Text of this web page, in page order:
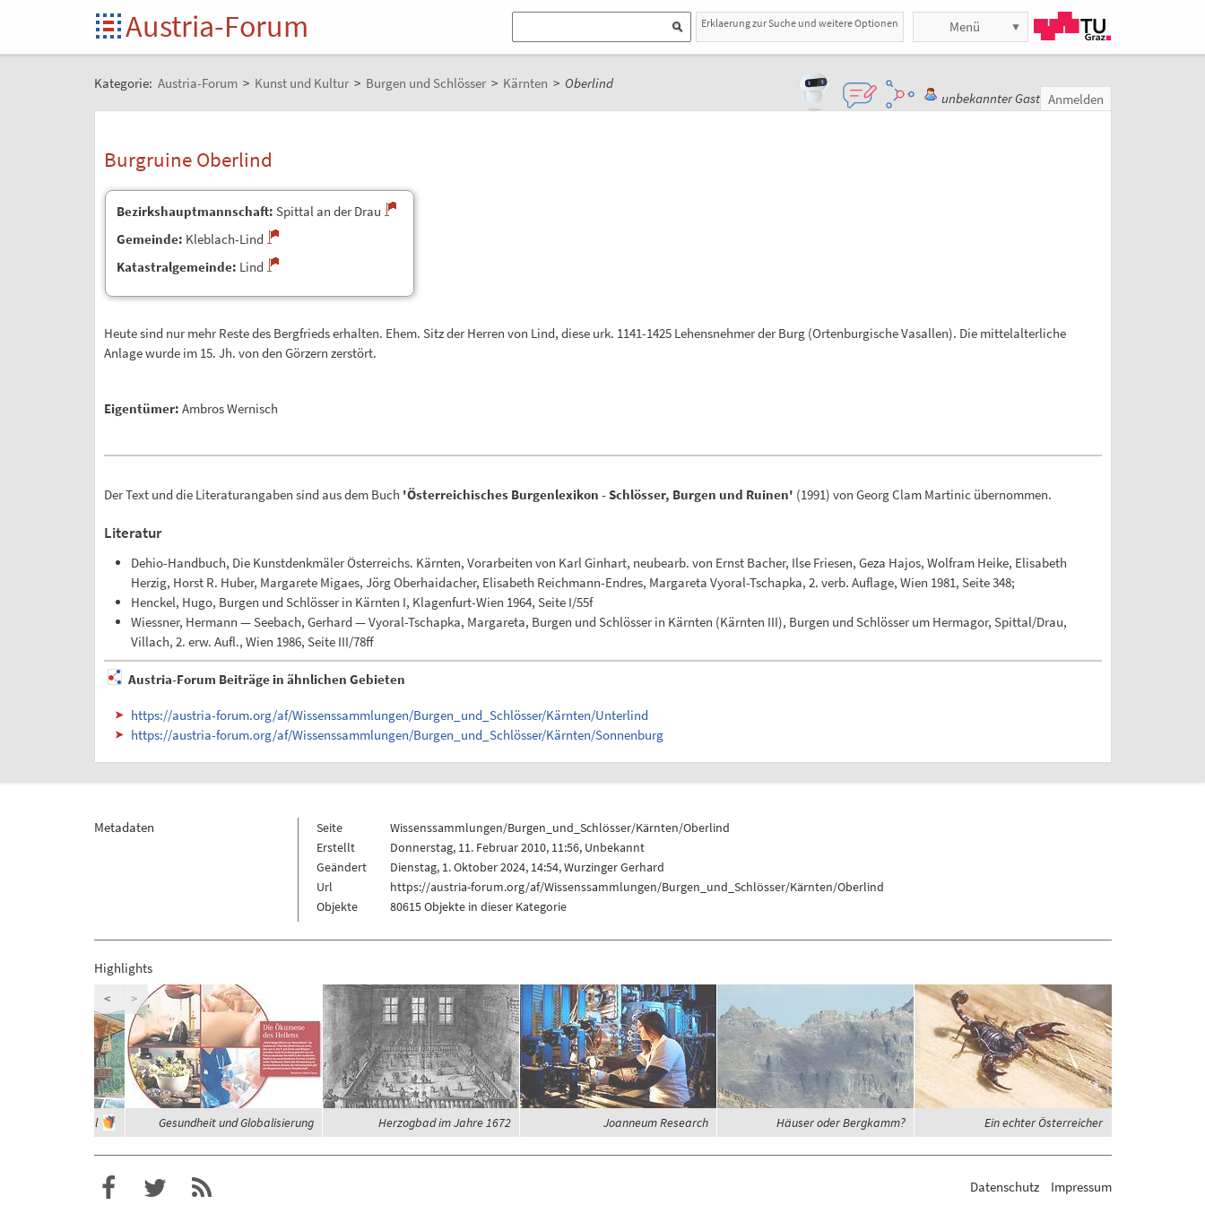
Austria-Forum Erklaerung zur Suche und weitere Optionen Menü
Kategorie: Austria-Forum > Kunst und Kultur > Burgen und Schlösser > Kärnten > Oberlind
unbekannter Gast Anmelden
Burgruine Oberlind
Bezirkshauptmannschaft: Spittal an der Drau
Gemeinde: Kleblach-Lind
Katastralgemeinde: Lind
Heute sind nur mehr Reste des Bergfrieds erhalten. Ehem. Sitz der Herren von Lind, diese urk. 1141-1425 Lehensnehmer der Burg (Ortenburgische Vasallen). Die mittelalterliche
Anlage wurde im 15. Jh. von den Görzern zerstört.
Eigentümer: Ambros Wernisch
Der Text und die Literaturangaben sind aus dem Buch 'Österreichisches Burgenlexikon - Schlösser, Burgen und Ruinen' (1991) von Georg Clam Martinic übernommen.
Literatur
Dehio-Handbuch, Die Kunstdenkmäler Österreichs. Kärnten, Vorarbeiten von Karl Ginhart, neubearb. von Ernst Bacher, Ilse Friesen, Geza Hajos, Wolfram Heike, Elisabeth
Herzig, Horst R. Huber, Margarete Migaes, Jörg Oberhaidacher, Elisabeth Reichmann-Endres, Margareta Vyoral-Tschapka, 2. verb. Auflage, Wien 1981, Seite 348;
Henckel, Hugo, Burgen und Schlösser in Kärnten I, Klagenfurt-Wien 1964, Seite I/55f
Wiessner, Hermann — Seebach, Gerhard — Vyoral-Tschapka, Margareta, Burgen und Schlösser in Kärnten (Kärnten III), Burgen und Schlösser um Hermagor, Spittal/Drau,
Villach, 2. erw. Aufl., Wien 1986, Seite III/78ff
Austria-Forum Beiträge in ähnlichen Gebieten
https://austria-forum.org/af/Wissenssammlungen/Burgen_und_Schlösser/Kärnten/Unterlind
https://austria-forum.org/af/Wissenssammlungen/Burgen_und_Schlösser/Kärnten/Sonnenburg
Metadaten Seite
Wissenssammlungen/Burgen_und_Schlösser/Kärnten/Oberlind
Erstellt
Donnerstag, 11. Februar 2010, 11:56, Unbekannt
Geändert
Dienstag, 1. Oktober 2024, 14:54,Wurzinger Gerhard
Url
https://austria-forum.org/af/Wissenssammlungen/Burgen_und_Schlösser/Kärnten/Oberlind
Objekte
80615 Objekte in dieser Kategorie
Highlights
im Zillertal Gesundheit und Globalisierung Herzogbad im Jahre 1672 Joanneum Research Häuser oder Bergkamm? Ein echter Österreicher
< >
Datenschutz Impressum